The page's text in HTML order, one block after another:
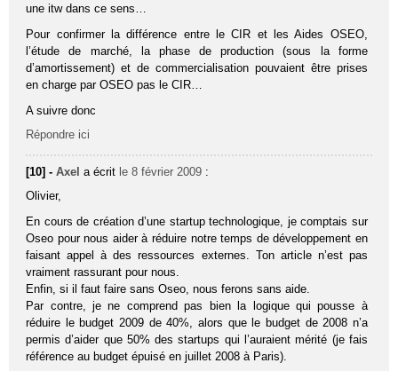
une itw dans ce sens…
Pour confirmer la différence entre le CIR et les Aides OSEO,
l’étude de marché, la phase de production (sous la forme
d’amortissement) et de commercialisation pouvaient être prises
en charge par OSEO pas le CIR…
A suivre donc
Répondre ici
[10] -Axel a écrit le 8 février 2009 :
Olivier,
En cours de création d’une startup technologique, je comptais sur
Oseo pour nous aider à réduire notre temps de développement en
faisant appel à des ressources externes. Ton article n’est pas
vraiment rassurant pour nous.
Enfin, si il faut faire sans Oseo, nous ferons sans aide.
Par contre, je ne comprend pas bien la logique qui pousse à
réduire le budget 2009 de 40%, alors que le budget de 2008 n’a
permis d’aider que 50% des startups qui l’auraient mérité (je fais
référence au budget épuisé en juillet 2008 à Paris).